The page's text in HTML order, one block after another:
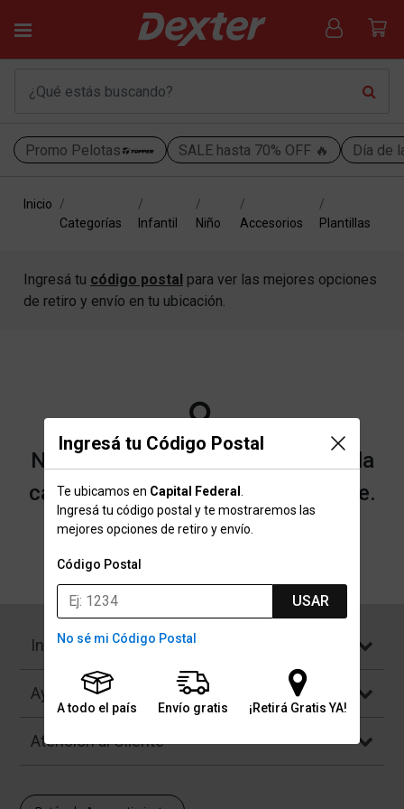
Promo Pelotas SALE hasta 70% OFF 🔥 Día de
Ingresá tu Código Postal
Te ubicamos en Capital Federal
Ingresá tu código postal y te mostraremos las
mejores opciones de retiro y envío.
Código Postal
USAR
No sé mi Código Postal
A todo el país Envío gratis ¡Retirá Gratis YA!
Inicio
Categorías
Infantil Niño Accesorios Plantillas
Ingresá tu código postal para ver las mejores opciones
de retiro y envío en tu ubicación.
No encontramos resultados para la
categoría "Plantillas" que buscaste.
Volver a la página de inicio
Institucional
Ayuda
Atención al Cliente